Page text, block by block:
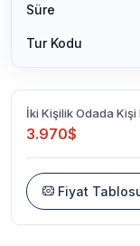
Süre
Tur Kodu
İki Kişilik Odada Kişi
3.970$
Fiyat